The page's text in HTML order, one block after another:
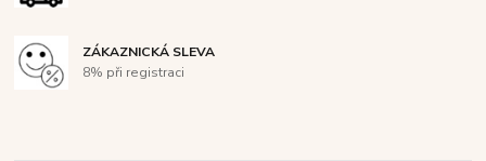
ZÁKAZNICKÁ SLEVA
8% při registraci